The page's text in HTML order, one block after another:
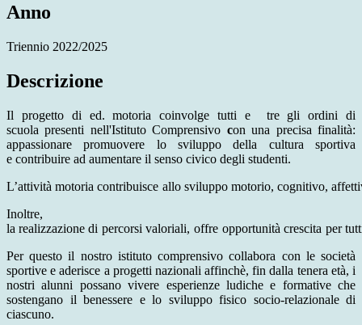
Anno
Triennio 2022/2025
Descrizione
Il progetto di ed. motoria coinvolge tutti e
tre gli ordini di
scuola presenti nell'Istituto Comprensivo con una precisa finalità:
appassionarepromuovere lo sviluppo della cultura sportiva
e contribuire ad aumentare il senso civico degli studenti.
L’attività motoria contribuisce allo sviluppo motorio, cognitivo,
Inoltre,
la realizzazione di percorsi valoriali, offre opportunità crescita per
Per questo il nostro istituto comprensivo collabora con le società
sportive e aderisce a progetti nazionali affinchè, fin dalla tenera età, i
nostri alunni possano vivere esperienze ludiche e formative che
sostengano il benessere e lo sviluppo fisico socio-relazionale di
ciascuno.